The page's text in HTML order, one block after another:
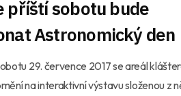
příští sobotu bude
Astronomický den
29. července 2017 se areál
na interaktivní výstavu složenou z